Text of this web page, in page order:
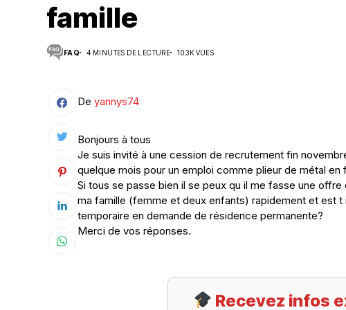
Suivi des démarches
Votre Profession/formation
famille
FAQ 4 MINUTES DE LECTURE 10.3K VUES
De yannys74
Bonjours à tous
Je suis invité à une cession de recrutement fin
quelque mois pour un emploi comme plieur de métal en
Si tous se passe bien il se peux qu il me fasse une
ma famille (femme et deux enfants) rapidement et est
temporaire en demande de résidence permanente?
Merci de vos réponses.
Recevez infos